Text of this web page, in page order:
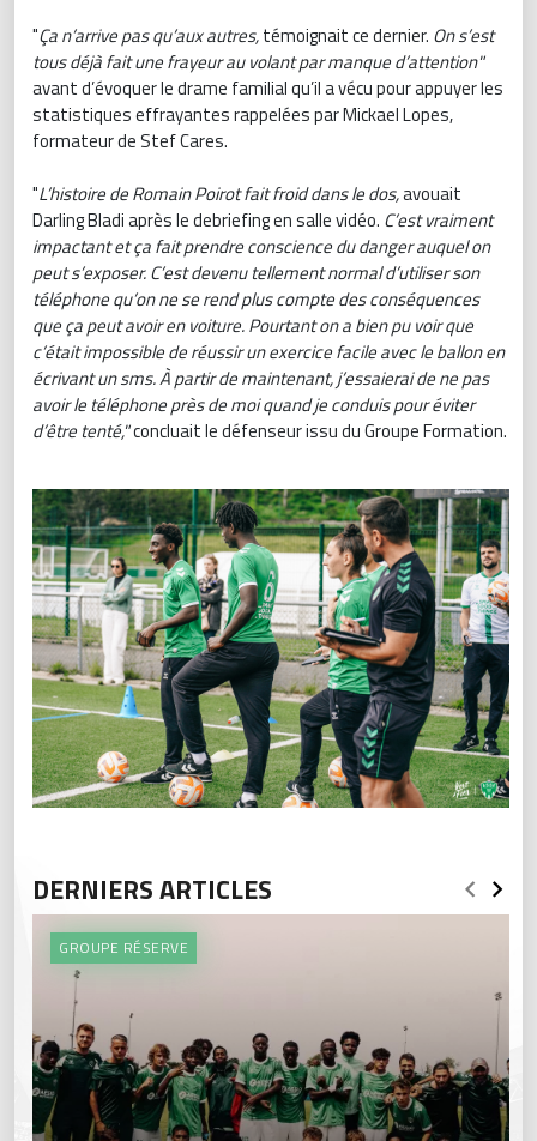
"Ça n’arrive pas qu’aux autres,témoignait ce dernier. On s’est
tous déjà fait une frayeur au volant par manque d’attention"
avant d’évoquer le drame familial qu’il a vécu pour appuyer les
statistiques effrayantes rappelées par Mickael Lopes,
formateur de Stef Cares.
"L’histoire de Romain Poirot fait froid dans le dos,avouait
Darling Bladi après le debriefing en salle vidéo. C’est vraiment
impactant et ça fait prendre conscience du danger auquel on
peut s’exposer. C’est devenu tellement normal d’utiliser son
téléphone qu’on ne se rend plus compte des conséquences
que ça peut avoir en voiture. Pourtant on a bien pu voir que
c’était impossible de réussir un exercice facile avec le ballon en
écrivant un sms. À partir de maintenant, j’essaierai de ne pas
avoir le téléphone près de moi quand je conduis pour éviter
d’être tenté,"concluait le défenseur issu du Groupe Formation.
DERNIERS ARTICLES
GROUPE RÉSERVE